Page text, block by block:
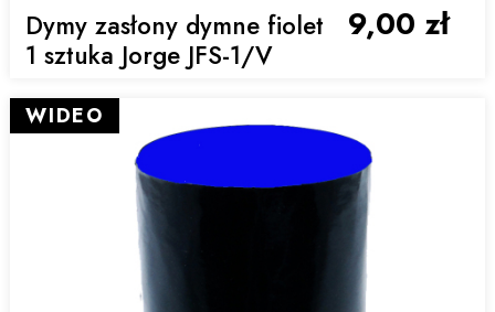
Dymy zasłony dymne fiolet
1 sztuka Jorge JFS-1/V
9,00 zł
WIDEO